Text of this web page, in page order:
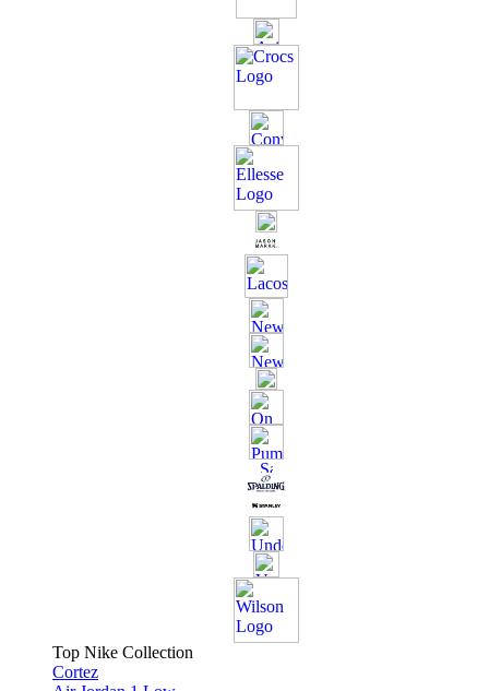
Top Nike Collection
Cortez